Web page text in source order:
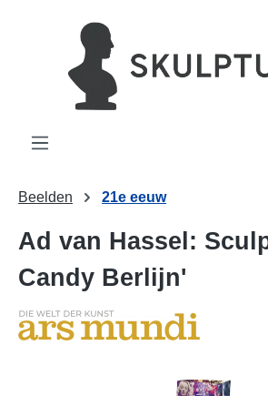
Beelden 21e eeuw
Ad van Hassel:
Candy Berlijn'
Afbeeldingengalerij overslaan